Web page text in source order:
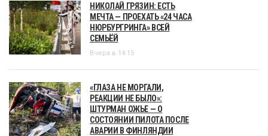
НИКОЛАЙ ГРЯЗИН: ЕСТЬ
МЕЧТА — ПРОЕХАТЬ «24 ЧАСА
НЮРБУРГРИНГА» ВСЕЙ
СЕМЬЁЙ
Вчера в 14:15
«ГЛАЗА НЕ МОРГАЛИ,
РЕАКЦИИ НЕ БЫЛО»:
ШТУРМАН ОЖЬЕ — О
СОСТОЯНИИ ПИЛОТА ПОСЛЕ
АВАРИИ В ФИНЛЯНДИИ